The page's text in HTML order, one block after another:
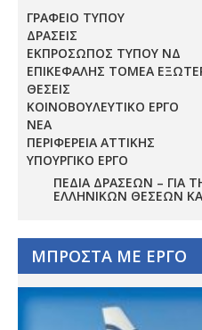
ΓΡΑΦΕΙΟ ΤΥΠΟΥ
ΔΡΑΣΕΙΣ
ΕΚΠΡΟΣΩΠΟΣ ΤΥΠΟΥ ΝΔ
ΕΠΙΚΕΦΑΛΗΣ ΤΟΜΕΑ
ΘΕΣΕΙΣ
ΚΟΙΝΟΒΟΥΛΕΥΤΙΚΟ ΕΡΓΟ
ΝΕΑ
ΠΕΡΙΦΕΡΕΙΑ ΑΤΤΙΚΗΣ
ΥΠΟΥΡΓΙΚΟ ΕΡΓΟ
ΠΕΔΊΑ ΔΡΆΣΕΩΝ –
ΕΛΛΗΝΙΚΏΝ ΘΈΣΕΩΝ
ΜΠΡΟΣΤΑ ΜΕ ΕΡΓΟ